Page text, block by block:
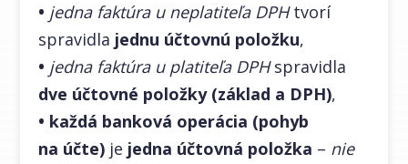
• jedna faktúra u neplatiteľa DPHtvorí
spravidla jednu účtovnú položku,
• jedna faktúra u platiteľa DPHspravidla
dve účtovné položky (základ a DPH),
• každá banková operácia (pohyb
na účte) je jedna účtovná položka – nie